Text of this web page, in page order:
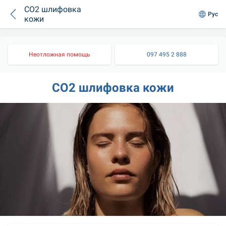
СО2 шлифовка
кожи
Рус
Неотложная помощь 097 495 2 888
СО2 шлифовка кожи